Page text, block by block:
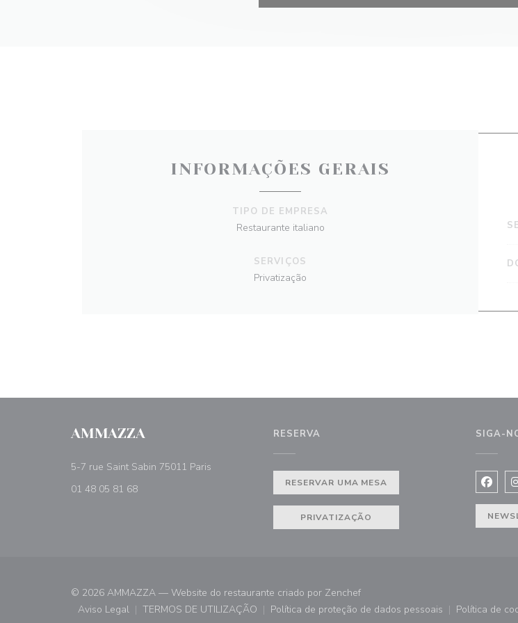
INFORMAÇÕES GERAIS
TIPO DE EMPRESA
Restaurante italiano
SERVIÇOS
Privatização
AMMAZZA
5-7 rue Saint Sabin 75011 Paris
01 48 05 81 68
RESERVA
RESERVAR UMA MESA
PRIVATIZAÇÃO
SIGA-
© 2026 AMMAZZA — Website do restaurante criado por Zenchef((abre numa nova janela))
Aviso Legal
((abre numa nova janela))
TERMOS DE UTILIZAÇÃO
((abre numa nova janela))
Política de proteção de dados pessoais
((abre numa nova janela))
Política de